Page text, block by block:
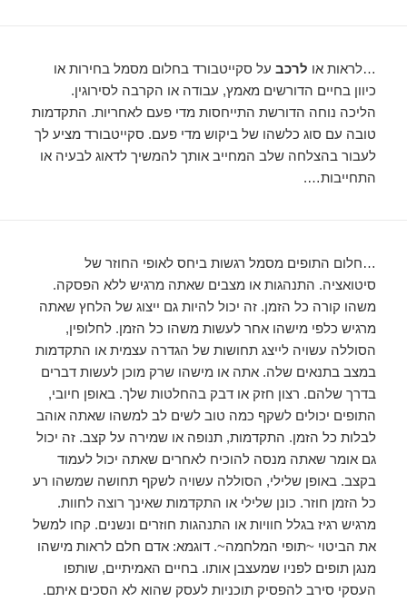
…לראות או לרכב על סקייטבורד בחלום מסמל בחירות או
כיוון בחיים הדורשים מאמץ, עבודה או הקרבה לסירוגין.
הליכה נוחה הדורשת התייחסות מדי פעם לאחריות. התקדמות
טובה עם סוג כלשהו של ביקוש מדי פעם. סקייטבורד מציע לך
לעבור בהצלחה שלב המחייב אותך להמשיך לדאוג לבעיה או
התחייבות….
…חלום התופים מסמל רגשות ביחס לאופי החוזר של
סיטואציה. התנהגות או מצבים שאתה מרגיש ללא הפסקה.
משהו קורה כל הזמן. זה יכול להיות גם ייצוג של הלחץ שאתה
מרגיש כלפי מישהו אחר לעשות משהו כל הזמן. לחלופין,
הסוללה עשויה לייצג תחושות של הגדרה עצמית או התקדמות
במצב בתנאים שלה. אתה או מישהו שרק מוכן לעשות דברים
בדרך שלהם. רצון חזק או דבק בהחלטות שלך. באופן חיובי,
התופים יכולים לשקף כמה טוב לשים לב למשהו שאתה אוהב
לבלות כל הזמן. התקדמות, תנופה או שמירה על קצב. זה יכול
גם אומר שאתה מנסה להוכיח לאחרים שאתה יכול לעמוד
בקצב. באופן שלילי, הסוללה עשויה לשקף תחושה שמשהו רע
כל הזמן חוזר. כונן שלילי או התקדמות שאינך רוצה לחוות.
מרגיש רגיז בגלל חוויות או התנהגות חוזרים ונשנים. קחו למשל
את הביטוי ~תופי המלחמה~. דוגמא: אדם חלם לראות מישהו
מנגן תופים לפניו שמעצבן אותו. בחיים האמיתיים, שותפו
העסקי סירב להפסיק תוכניות לעסק שהוא לא הסכים איתם.